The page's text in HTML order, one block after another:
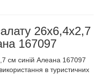
26х6,4х2,7
167097
см синій Алеана 167097
в туристичних